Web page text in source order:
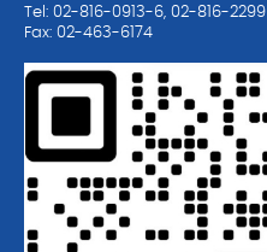
Tel: 02-816-0913-6, 02-816-2299
Fax: 02-463-6174